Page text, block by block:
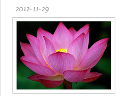
2012-11-29